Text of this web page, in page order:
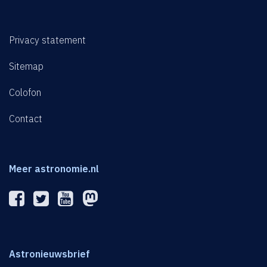
Privacy statement
Sitemap
Colofon
Contact
Meer astronomie.nl
Astronieuwsbrief